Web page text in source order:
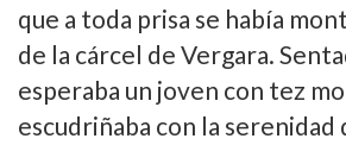
que a toda prisa se habí­a
de la cárcel de Vergara.
esperaba un joven con tez
escudriñaba con la serenidad